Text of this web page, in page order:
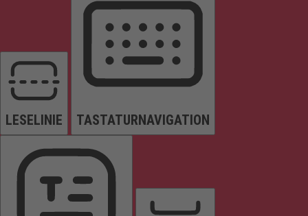
LESELINIE TASTATURNAVIGATION